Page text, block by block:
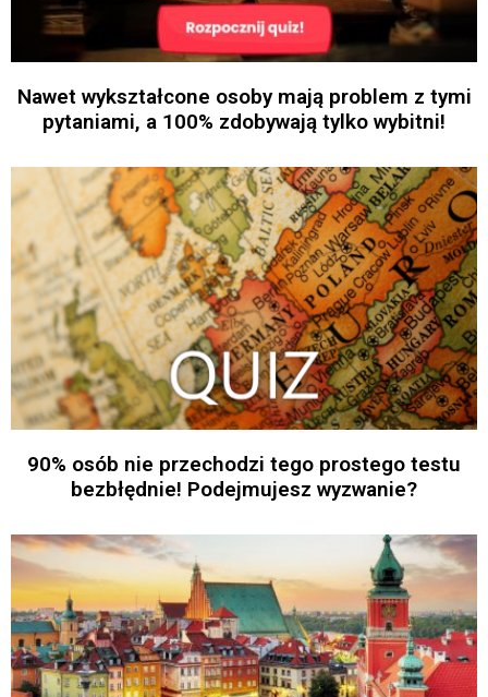
Nawet wykształcone osoby mają problem z tymi
pytaniami, a 100% zdobywają tylko wybitni!
90% osób nie przechodzi tego prostego testu
bezbłędnie! Podejmujesz wyzwanie?